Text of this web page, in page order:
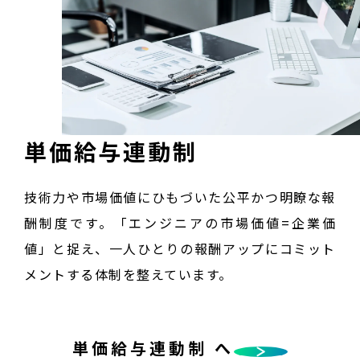
単価給与連動制
技術力や市場価値にひもづいた公平かつ明瞭な報
酬制度です。「エンジニアの市場価値=企業価
値」と捉え、一人ひとりの報酬アップにコミット
メントする体制を整えています。
単価給与連動制 へ